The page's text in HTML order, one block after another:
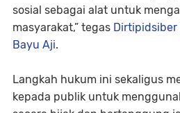
sosial sebagai alat untuk
masyarakat,” tegas Dirtipidsiber
Bayu Aji.
Langkah hukum ini sekaligus
kepada publik untuk